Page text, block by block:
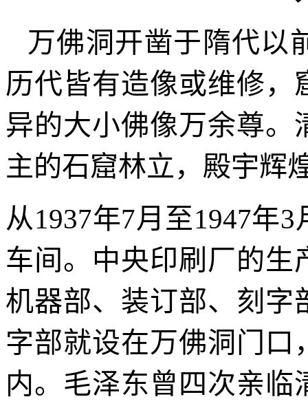
万佛洞开凿于隋代以
历代皆有造像或维修，
异的大小佛像万余尊。
主的石窟林立，殿宇辉
从1937年7月至1947年
车间。中央印刷厂的生
机器部、装订部、刻字
字部就设在万佛洞门口
内。毛泽东曾四次亲